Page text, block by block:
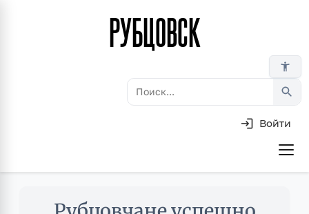
РУБЦОВСК
accessibility_new
search
Войти